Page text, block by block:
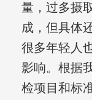
量，过多摄
成，但具体
很多年轻人
影响。根据
检项目和标